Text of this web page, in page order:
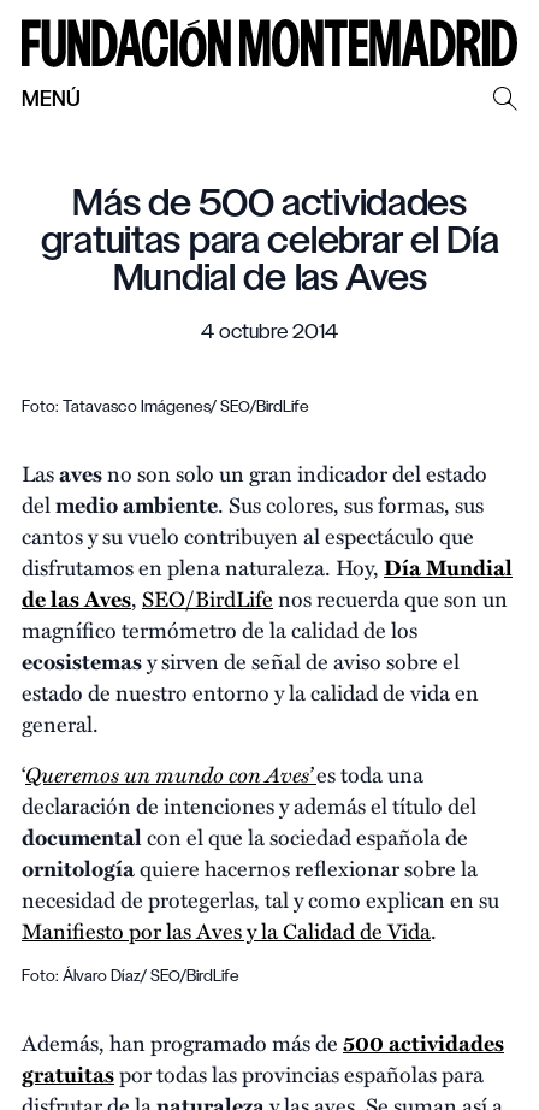
MENÚ
Más de 500 actividades
gratuitas para celebrar el Día
Mundial de las Aves
4 octubre 2014
Foto: Tatavasco Imágenes/ SEO/BirdLife
Lasavesno son solo un gran indicador del estado
delmedio ambiente. Sus colores, sus formas, sus
cantos y su vuelo contribuyen al espectáculo que
disfrutamos en plena naturaleza. Hoy,Día Mundial
de las Aves,SEO/BirdLifenos recuerda que son un
magnífico termómetro de la calidad de los
ecosistemasy sirven de señal de aviso sobre el
estado de nuestro entorno y la calidad de vida en
general.
‘Queremos un mundo con Aves’es toda una
declaración de intenciones y además el título del
documentalcon el que la sociedad española de
ornitologíaquiere hacernos reflexionar sobre la
necesidad de protegerlas, tal y como explican en su
Manifiesto por las Aves y la Calidad de Vida.
Foto: Álvaro Díaz/ SEO/BirdLife
Además, han programado más de500 actividades
gratuitaspor todas las provincias españolas para